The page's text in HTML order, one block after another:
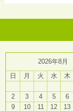
2026年8月
日
月 火 水 木
2
3 4 5 6
9
10 11 12 13